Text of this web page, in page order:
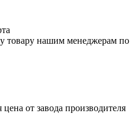
товару нашим менеджерам по
от завода производителя